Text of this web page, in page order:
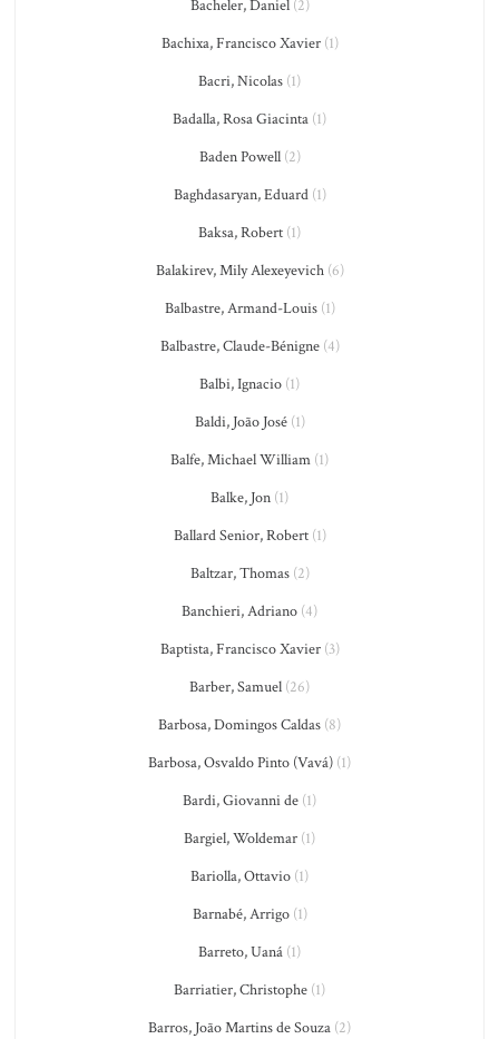
Bacheler, Daniel(2)
Bachixa, Francisco Xavier(1)
Bacri, Nicolas (1)
Badalla, Rosa Giacinta (1)
Baden Powell(2)
Baghdasaryan, Eduard(1)
Baksa, Robert (1)
Balakirev, Mily Alexeyevich(6)
Balbastre, Armand-Louis(1)
Balbastre, Claude-Bénigne(4)
Balbi, Ignacio (1)
Baldi, João José(1)
Balfe, Michael William (1)
Balke, Jon (1)
Ballard Senior, Robert(1)
Baltzar, Thomas(2)
Banchieri, Adriano (4)
Baptista, Francisco Xavier(3)
Barber, Samuel (26)
Barbosa, Domingos Caldas (8)
Barbosa, Osvaldo Pinto (Vavá) (1)
Bardi, Giovanni de (1)
Bargiel, Woldemar (1)
Bariolla, Ottavio (1)
Barnabé, Arrigo(1)
Barreto, Uaná (1)
Barriatier, Christophe (1)
Barros, João Martins de Souza (2)